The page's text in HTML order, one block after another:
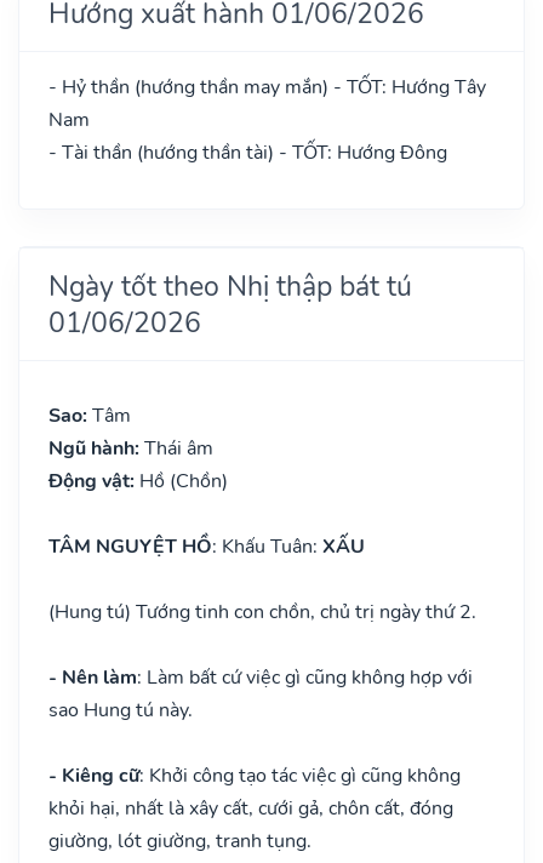
Hướng xuất hành 01/06/2026
- Hỷ thần (hướng thần may mắn) - TỐT: Hướng Tây
Nam
- Tài thần (hướng thần tài) - TỐT: Hướng Đông
Ngày tốt theo Nhị thập bát tú
01/06/2026
Sao: Tâm
Ngũ hành: Thái âm
Động vật: Hồ (Chồn)
TÂM NGUYỆT HỒ: Khấu Tuân: XẤU
(Hung tú) Tướng tinh con chồn, chủ trị ngày thứ 2.
- Nên làm: Làm bất cứ việc gì cũng không hợp với
sao Hung tú này.
- Kiêng cữ: Khởi công tạo tác việc gì cũng không
khỏi hại, nhất là xây cất, cưới gả, chôn cất, đóng
giường, lót giường, tranh tụng.